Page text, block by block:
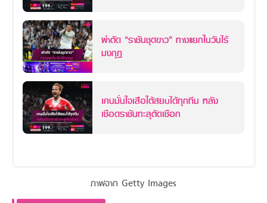
ผ่าตัด “ราชันชุดขาว” ทางแยกในวันไร้
มงกุฎ
เคนมั่นใจเสือใต้สยบได้ทุกทีม หลัง
เชือดราชันทะลุตัดเชือก
ภาพจาก Getty Images